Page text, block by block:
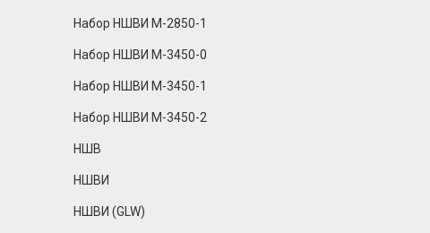
Набор НШВИ М-2850-1
Набор НШВИ М-3450-0
Набор НШВИ М-3450-1
Набор НШВИ М-3450-2
НШВ
НШВИ
НШВИ (GLW)